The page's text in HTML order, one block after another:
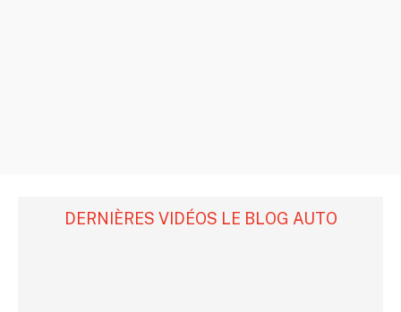
DERNIÈRES VIDÉOS LE BLOG AUTO